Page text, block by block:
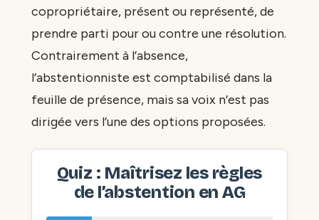
copropriétaire, présent ou représenté, de
prendre parti pour ou contre une résolution.
Contrairement à l’absence,
l’abstentionniste est comptabilisé dans la
feuille de présence, mais sa voix n’est pas
dirigée vers l’une des options proposées.
Quiz : Maîtrisez les règles
de l’abstention en AG